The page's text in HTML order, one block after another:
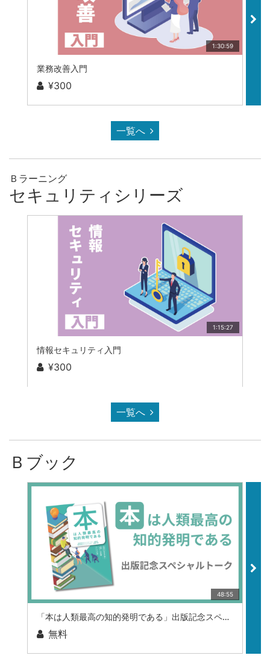
1:30:59
業務改善入門
¥300
一覧へ
Ｂラーニング
セキュリティシリーズ
1:15:27
情報セキュリティ入門
¥300
一覧へ
Ｂブック
48:55
「本は人類最高の知的発明である」出版記念スペシャルトーク
無料